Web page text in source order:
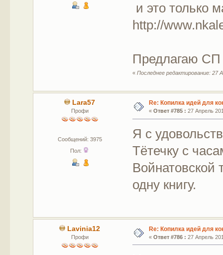
и это только
http://
Предлагаю СП
«Последнее редактирование: 27
Lara57
Профи
Сообщений: 3975
Пол:
Re: Копилка идей для
« Ответ #785 : 27 Апрель
Я с
Тётечку с
Войнатовской
одну книгу.
Lavinia12
Профи
Re: Копилка идей для
« Ответ #786 : 27 Апрель